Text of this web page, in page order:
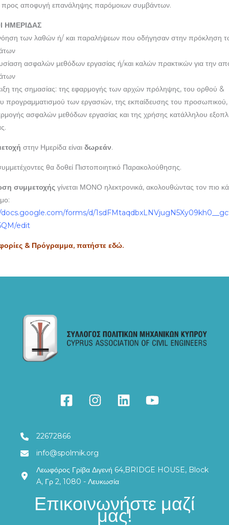
προς αποφυγή επανάληψης παρόμοιων συμβάντων.
ΗΜΕΡΙΔΑΣ
των λαθών ή/ και παραλήψεων που οδήγησαν στην πρόκληση
ασφαλών μεθόδων εργασίας ή/και καλών πρακτικών για την
της σημασίας: της εφαρμογής των αρχών πρόληψης, του ορθού &
προγραμματισμού των εργασιών, της εκπαίδευσης του προσωπικού,
ασφαλών μεθόδων εργασίας και της χρήσης κατάλληλου
στην Ημερίδα είναι δωρεάν.
θα δοθεί Πιστοποιητικό Παρακολούθησης.
συμμετοχής γίνεται ΜΟΝΟ ηλεκτρονικά, ακολουθώντας τον πιο
forms/d/
edit
& Πρόγραμμα, πατήστε εδώ.
22672866
info@spolmik.org
Λεωφόρος Γρίβα Διγενή 64,BRIDGE HOUSE, Block
A, Γρ 2, 1080 - Λευκωσία
Επικοινωνήστε μαζί
μας!